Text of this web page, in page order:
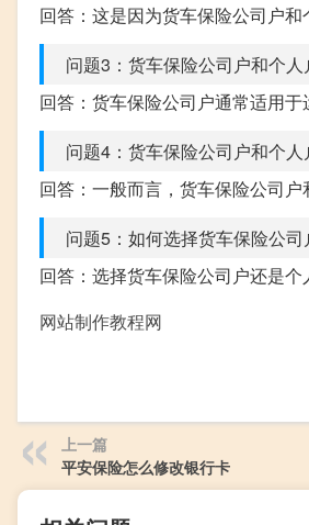
回答：这是因为货车保险公司户和
问题3：货车保险公司户和个
回答：货车保险公司户通常适用
问题4：货车保险公司户和个
回答：一般而言，货车保险公司
问题5：如何选择货车保险公司
回答：选择货车保险公司户还是
网站制作教程网
上一篇
平安保险怎么修改银行卡